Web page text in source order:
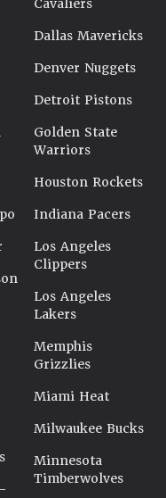
Cavaliers
Dallas Mavericks
Denver Nuggets
Detroit Pistons
Golden State
Warriors
Houston Rockets
Indiana Pacers
Los Angeles
Clippers
Los Angeles
Lakers
Memphis
Grizzlies
Miami Heat
Milwaukee Bucks
Minnesota
Timberwolves